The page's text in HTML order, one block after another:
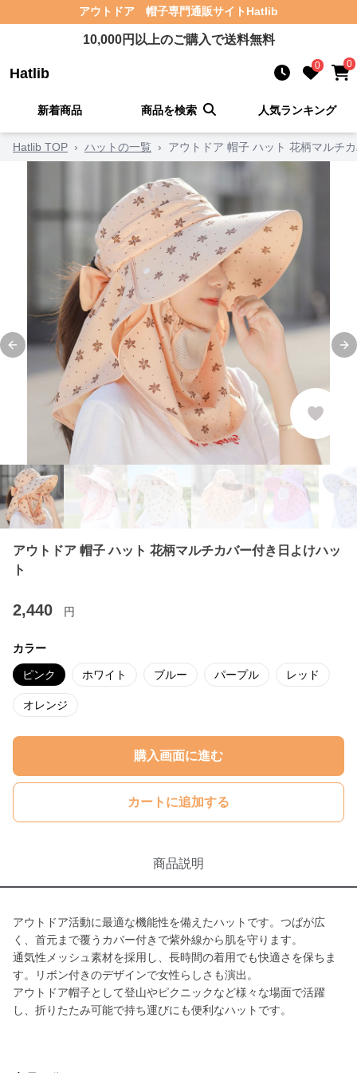
アウトドア 帽子専門通販サイト Hatlib
10,000円以上のご購入で送料無料
Hatlib 0 0
新着商品 商品を検索 人気ランキング
Hatlib TOP › ハットの一覧 › アウトドア 帽子 ハット 花柄マルチ
Previous slide
アウトドア 帽子 ハット 花柄マルチカバー付き日よけハッ
ト
2,440 円
カラー
ピンク ホワイト ブルー パープル レッド
オレンジ
購入画面に進む
カートに追加する
商品説明
アウトドア活動に最適な機能性を備えたハットです。つばが広
く、首元まで覆うカバー付きで紫外線から肌を守ります。
通気性メッシュ素材を採用し、長時間の着用でも快適さを保ちま
す。リボン付きのデザインで女性らしさも演出。
アウトドア帽子として登山やピクニックなど様々な場面で活躍
し、折りたたみ可能で持ち運びにも便利なハットです。